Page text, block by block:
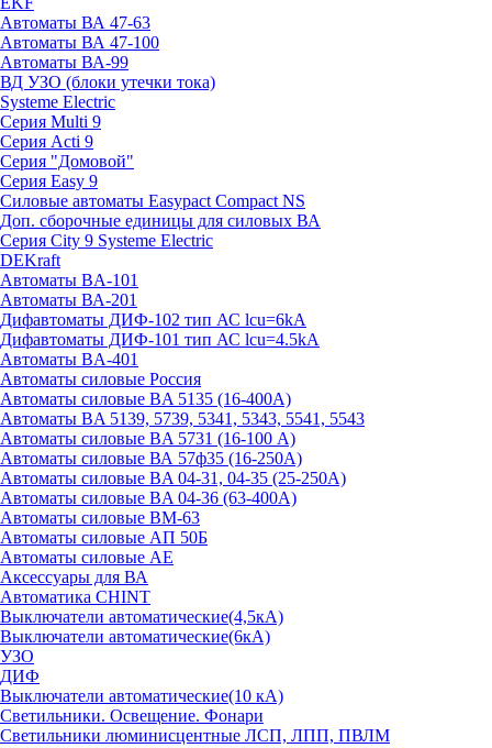
Автоматы ВА 47-63
Автоматы ВА 47-100
Автоматы ВА-99
ВД УЗО (блоки утечки тока)
Systeme Electric
Серия Multi 9
Серия Acti 9
Серия "Домовой"
Серия Easy 9
Силовые автоматы Easypact Compact NS
Доп. сборочные единицы для силовых ВА
Серия City 9 Systeme Electric
DEKraft
Автоматы BA-101
Автоматы ВА-201
Дифавтоматы ДИФ-102 тип АС lcu=6kA
Дифавтоматы ДИФ-101 тип АС lcu=4.5kA
Автоматы BA-401
Автоматы силовые Россия
Автоматы силовые BA 5135 (16-400А)
Автоматы BA 5139, 5739, 5341, 5343, 5541, 5543
Автоматы силовые BA 5731 (16-100 А)
Автоматы силовые ВА 57ф35 (16-250А)
Автоматы силовые BA 04-31, 04-35 (25-250А)
Автоматы силовые BA 04-36 (63-400А)
Автоматы силовые ВМ-63
Автоматы силовые АП 50Б
Автоматы силовые АЕ
Аксессуары для ВА
Автоматика CHINT
Выключатели автоматические(4,5кА)
Выключатели автоматические(6кА)
УЗО
ДИФ
Выключатели автоматические(10 кА)
Светильники. Освещение. Фонари
Светильники люминисцентные ЛСП, ЛПП, ПВЛМ